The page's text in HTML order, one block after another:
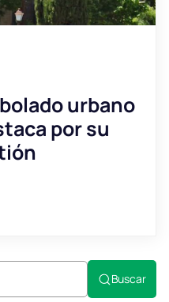
urbano
por su
Buscar